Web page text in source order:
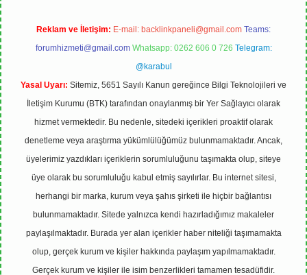
Reklam ve İletişim: E-mail: backlinkpaneli@gmail.com Teams:
forumhizmeti@gmail.com Whatsapp: 0262 606 0 726 Telegram:
@karabul
Yasal Uyarı: Sitemiz, 5651 Sayılı Kanun gereğince Bilgi Teknolojileri ve
İletişim Kurumu (BTK) tarafından onaylanmış bir Yer Sağlayıcı olarak
hizmet vermektedir. Bu nedenle, sitedeki içerikleri proaktif olarak
denetleme veya araştırma yükümlülüğümüz bulunmamaktadır. Ancak,
üyelerimiz yazdıkları içeriklerin sorumluluğunu taşımakta olup, siteye
üye olarak bu sorumluluğu kabul etmiş sayılırlar. Bu internet sitesi,
herhangi bir marka, kurum veya şahıs şirketi ile hiçbir bağlantısı
bulunmamaktadır. Sitede yalnızca kendi hazırladığımız makaleler
paylaşılmaktadır. Burada yer alan içerikler haber niteliği taşımamakta
olup, gerçek kurum ve kişiler hakkında paylaşım yapılmamaktadır.
Gerçek kurum ve kişiler ile isim benzerlikleri tamamen tesadüfidir.